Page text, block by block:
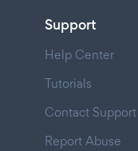
Support
Help Center
Tutorials
Contact Support
Report Abuse